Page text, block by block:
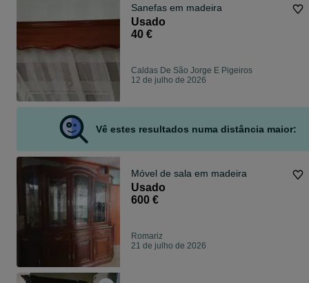
Sanefas em madeira
Usado
40 €
Caldas De São Jorge E Pigeiros
12 de julho de 2026
Vê estes resultados numa distância maior:
Móvel de sala em madeira
Usado
600 €
Romariz
21 de julho de 2026